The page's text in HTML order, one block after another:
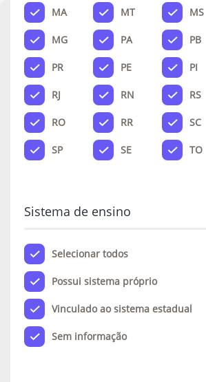
MA MT MS
MG PA PB
PR PE PI
RJ RN RS
RO RR SC
SP SE TO
Sistema de ensino
Selecionar todos
Possui sistema próprio
Vinculado ao sistema estadual
Sem informação